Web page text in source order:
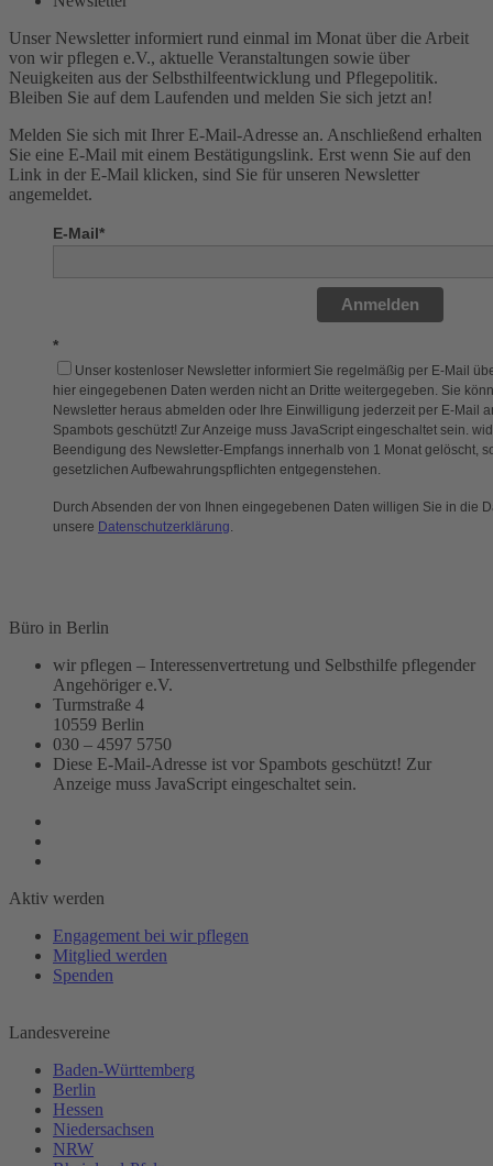
Unser Newsletter informiert rund einmal im Monat über die Arbeit
von wir pflegen e.V., aktuelle Veranstaltungen sowie über
Neuigkeiten aus der Selbsthilfeentwicklung und Pflegepolitik.
Bleiben Sie auf dem Laufenden und melden Sie sich jetzt an!
Melden Sie sich mit Ihrer E-Mail-Adresse an. Anschließend erhalten
Sie eine E-Mail mit einem Bestätigungslink. Erst wenn Sie auf den
Link in der E-Mail klicken, sind Sie für unseren Newsletter
angemeldet.
E-Mail*
Anmelden
*
Unser kostenloser Newsletter informiert Sie regelmäßig per E-Mail
hier eingegebenen Daten werden nicht an Dritte weitergegeben. Sie
Newsletter heraus abmelden oder Ihre Einwilligung jederzeit per E-Mail
Spambots geschützt! Zur Anzeige muss JavaScript eingeschaltet sein.
Beendigung des Newsletter-Empfangs innerhalb von 1 Monat gelöscht,
gesetzlichen Aufbewahrungspflichten entgegenstehen.
Durch Absenden der von Ihnen eingegebenen Daten willigen Sie in die
unsere Datenschutzerklärung.
Büro in Berlin
wir pflegen – Interessenvertretung und Selbsthilfe pflegender
Angehöriger e.V.
Turmstraße 4
10559 Berlin
030 – 4597 5750
Diese E-Mail-Adresse ist vor Spambots geschützt! Zur
Anzeige muss JavaScript eingeschaltet sein.
Aktiv werden
Engagement bei wir pflegen
Mitglied werden
Spenden
Landesvereine
Baden-Württemberg
Berlin
Hessen
Niedersachsen
NRW